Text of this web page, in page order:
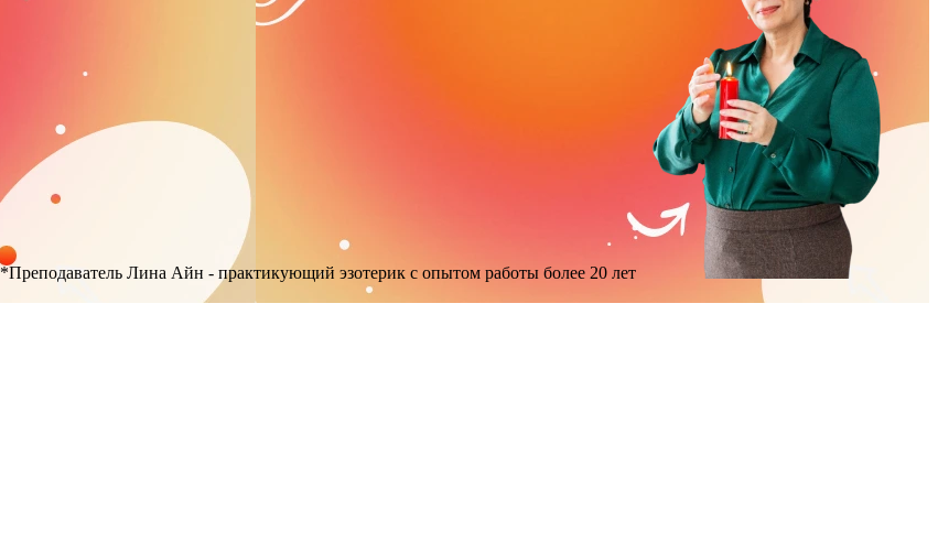
*Преподаватель Лина Айн - практикующий эзотерик с опытом работы более 20 лет